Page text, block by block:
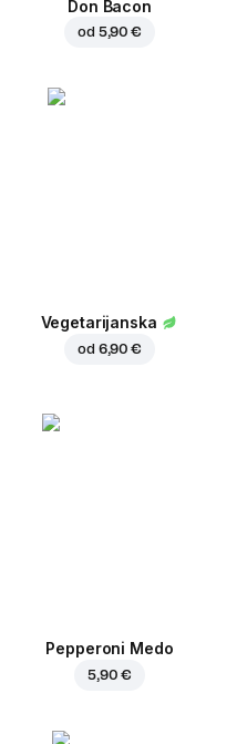
Don Bacon
od 5,90 €
Vegetarijanska
od 6,90 €
Pepperoni Medo
5,90 €